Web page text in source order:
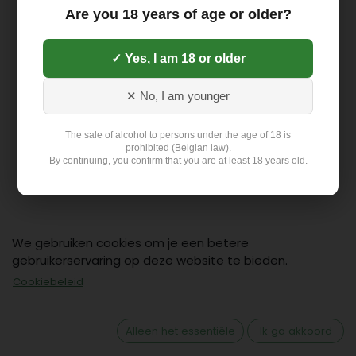
Contact
Klant: +32 499 19 01 88
hello@flex-delivery.be
We gebruiken cookies om je een betere
gebruikerservaring op deze website te bieden.
Cookiebeleid
Alleen het essentiële Ik ga akkoord
Are you 18 years of age or older?
✓ Yes, I am 18 or older
✕ No, I am younger
The sale of alcohol to persons under the age of 18 is
prohibited (Belgian law).
By continuing, you confirm that you are at least 18 years old.